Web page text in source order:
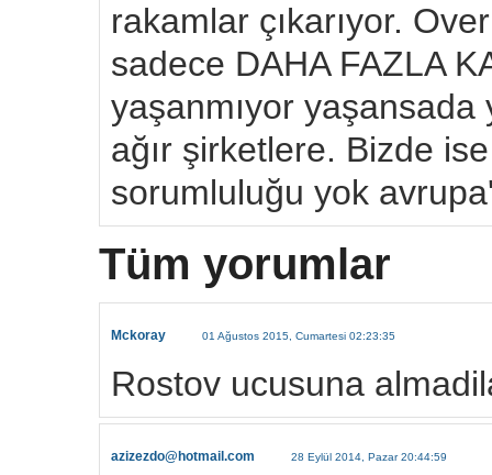
rakamlar çıkarıyor.
sadece DAHA FAZLA
yaşanmıyor yaşansada
ağır şirketlere. Bizde
sorumluluğu yok
Tüm yorumlar
Mckoray 01 Ağustos 2015, Cumartesi 02:23:35
Rostov ucusuna
azizezdo@hotmail.com 28 Eylül 2014, Pazar 20:44:59